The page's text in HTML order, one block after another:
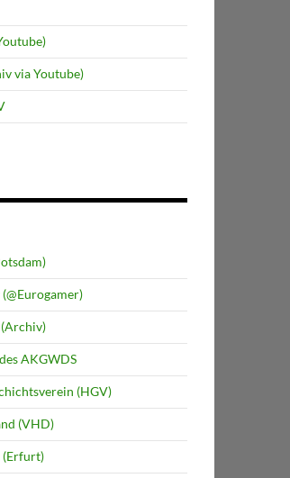
via Youtube)
(Archiv)
AKGWDS
(HGV)
(VHD)
(Erfurt)